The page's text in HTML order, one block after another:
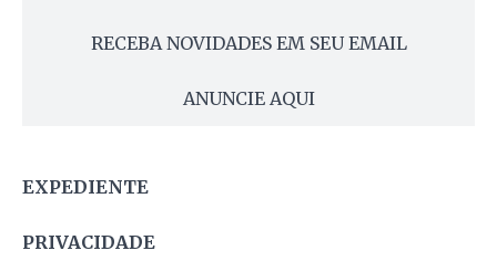
RECEBA NOVIDADES EM SEU EMAIL
ANUNCIE AQUI
EXPEDIENTE
PRIVACIDADE